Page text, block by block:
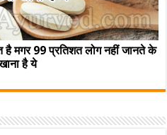
99 प्रतिशत लोग नहीं जानते के
है ये